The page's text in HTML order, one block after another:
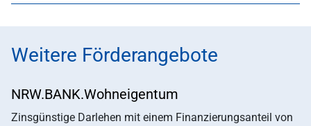
Weitere Förderangebote
NRW.BANK.Wohneigentum
Zinsgünstige Darlehen mit einem Finanzierungsanteil von